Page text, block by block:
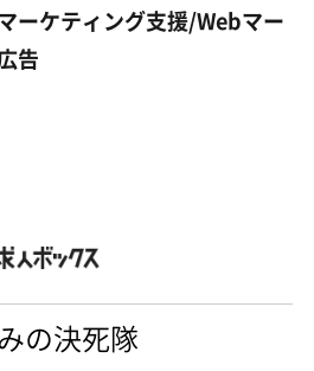
ーケティング支援/Webマー
告
の決死隊